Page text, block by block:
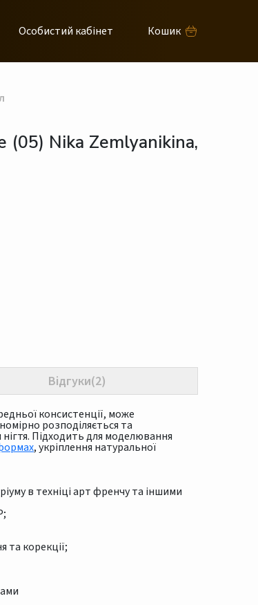
Особистий кабінет Кошик
(05) Nika Zemlyanikina,
Відгуки(2)
консистенції, може
розподіляється та
Підходить для моделювання
, укріплення натуральної
в техніці арт френчу та іншими
та корекції;